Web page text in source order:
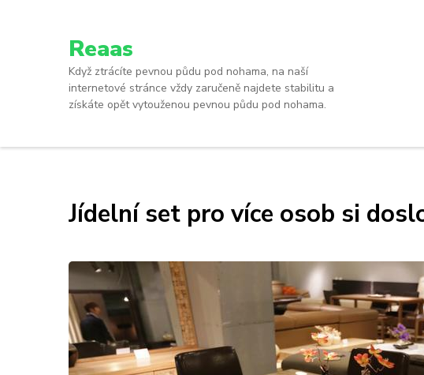
Reaas
Když ztrácíte pevnou půdu pod nohama, na naší
internetové stránce vždy zaručeně najdete stabilitu a
získáte opět vytouženou pevnou půdu pod nohama.
Jídelní set pro více osob si